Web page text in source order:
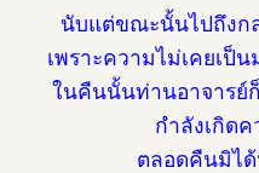
นับแต่ขณะนั้นไปถึงก
เพราะความไม่เคยเป็
ในคืนนั้นท่านอาจารย์
กำลังเกิด
ตลอดคืนมิไ